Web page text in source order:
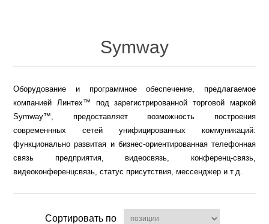
Symway
Оборудование и программное обеспечение, предлагаемое
компанией Линтех™ под зарегистрированной торговой маркой
Symway™, предоставляет возможность построения
современнных сетей унифицированных коммуникаций:
функционально развитая и бизнес-ориентированная телефонная
связь предприятия, видеосвязь, конференц-связь,
видеоконференцсвязь, статус присутствия, мессенджер и т.д.
Сортировать по